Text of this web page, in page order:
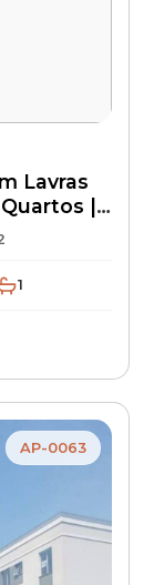
Lavras
|
1
AP-0063